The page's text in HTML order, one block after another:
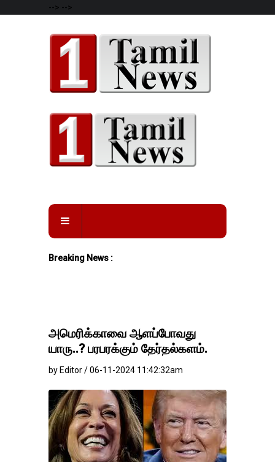
--> -->
Breaking News :
அமெரிக்காவை ஆளப்போவது
யாரு..? பரபரக்கும் தேர்தல்களம்.
by Editor / 06-11-2024 11:42:32am